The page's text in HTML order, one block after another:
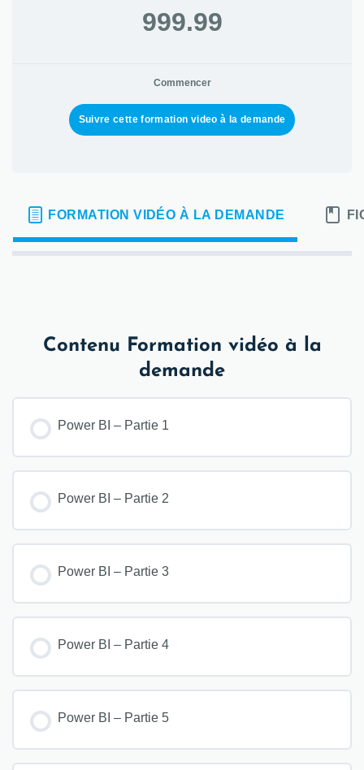
999.99
Commencer
Suivre cette formation video à la demande
FORMATION VIDÉO À LA DEMANDE
Contenu Formation vidéo à la
demande
Power BI – Partie 1
Power BI – Partie 2
Power BI – Partie 3
Power BI – Partie 4
Power BI – Partie 5